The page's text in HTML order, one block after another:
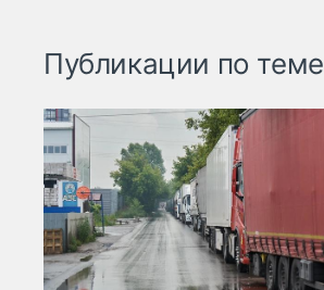
Публикации по теме